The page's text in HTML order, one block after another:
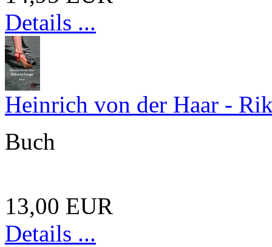
Details ...
Heinrich von der Haar -
Buch
13,00 EUR
Details ...